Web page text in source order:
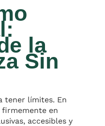
la
Sin
tener límites. En
firmemente en
accesibles y